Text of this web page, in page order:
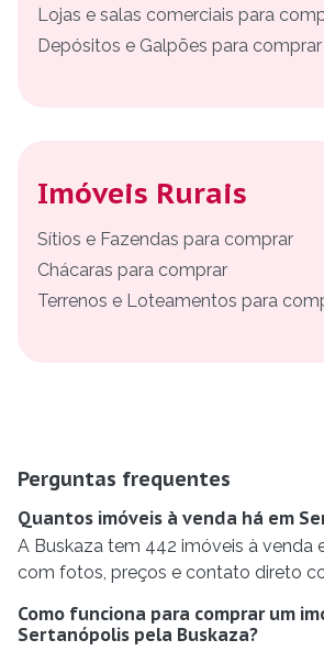
Lojas e salas comerciais para
Depósitos e Galpões para comprar
Imóveis Rurais
Sítios e Fazendas para comprar
Chácaras para comprar
Terrenos e Loteamentos para
Perguntas frequentes
Quantos imóveis à venda há em
A Buskaza tem 442 imóveis à venda
com fotos, preços e contato direto
Como funciona para comprar um
Sertanópolis pela Buskaza?